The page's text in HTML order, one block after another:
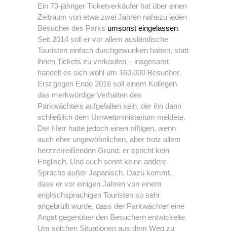
Ein 73-jähriger Ticketverkäufer hat über einen
Zeitraum von etwa zwei Jahren nahezu jeden
Besucher des Parks umsonst eingelassen.
Seit 2014 soll er vor allem ausländische
Touristen einfach durchgewunken haben, statt
ihnen Tickets zu verkaufen – insgesamt
handelt es sich wohl um 160.000 Besucher.
Erst gegen Ende 2016 soll einem Kollegen
das merkwürdige Verhalten des
Parkwächters aufgefallen sein, der ihn dann
schließlich dem Umweltministerium meldete.
Der Herr hatte jedoch einen triftigen, wenn
auch eher ungewöhnlichen, aber trotz allem
herzzerreißenden Grund: er spricht kein
Englisch. Und auch sonst keine andere
Sprache außer Japanisch. Dazu kommt,
dass er vor einigen Jahren von einem
englischsprachigen Touristen so sehr
angebrüllt wurde, dass der Parkwächter eine
Angst gegenüber den Besuchern entwickelte.
Um solchen Situationen aus dem Weg zu